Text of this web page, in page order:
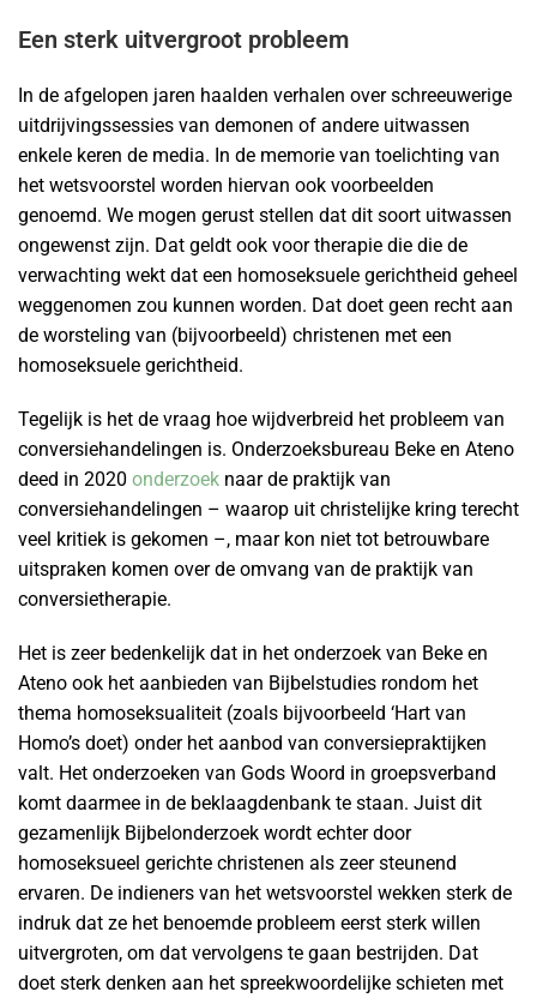
Een sterk uitvergroot probleem
In de afgelopen jaren haalden verhalen over schreeuwerige
uitdrijvingssessies van demonen of andere uitwassen
enkele keren de media. In de memorie van toelichting van
het wetsvoorstel worden hiervan ook voorbeelden
genoemd. We mogen gerust stellen dat dit soort uitwassen
ongewenst zijn. Dat geldt ook voor therapie die die de
verwachting wekt dat een homoseksuele gerichtheid geheel
weggenomen zou kunnen worden. Dat doet geen recht aan
de worsteling van (bijvoorbeeld) christenen met een
homoseksuele gerichtheid.
Tegelijk is het de vraag hoe wijdverbreid het probleem van
conversiehandelingen is. Onderzoeksbureau Beke en Ateno
deed in 2020 onderzoek naar de praktijk van
conversiehandelingen – waarop uit christelijke kring terecht
veel kritiek is gekomen –, maar kon niet tot betrouwbare
uitspraken komen over de omvang van de praktijk van
conversietherapie.
Het is zeer bedenkelijk dat in het onderzoek van Beke en
Ateno ook het aanbieden van Bijbelstudies rondom het
thema homoseksualiteit (zoals bijvoorbeeld ‘Hart van
Homo’s doet) onder het aanbod van conversiepraktijken
valt. Het onderzoeken van Gods Woord in groepsverband
komt daarmee in de beklaagdenbank te staan. Juist dit
gezamenlijk Bijbelonderzoek wordt echter door
homoseksueel gerichte christenen als zeer steunend
ervaren. De indieners van het wetsvoorstel wekken sterk de
indruk dat ze het benoemde probleem eerst sterk willen
uitvergroten, om dat vervolgens te gaan bestrijden. Dat
doet sterk denken aan het spreekwoordelijke schieten met